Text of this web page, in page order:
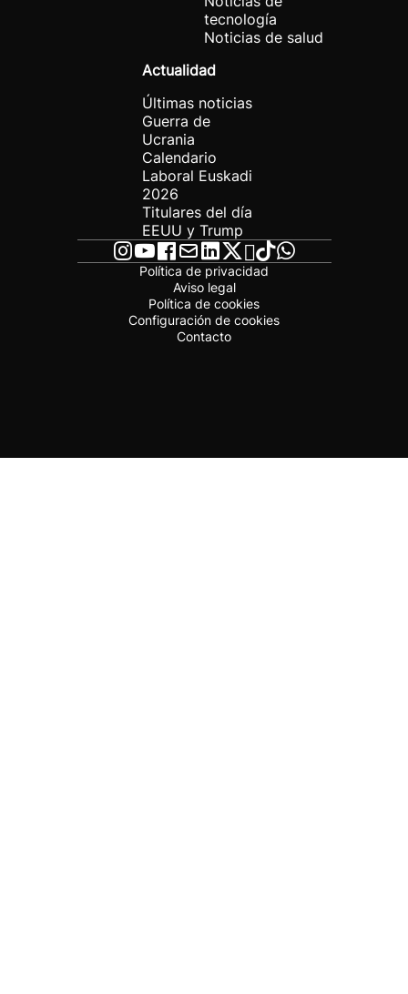
tecnología
Noticias de salud
Actualidad
Últimas noticias
Guerra de
Ucrania
Calendario
Laboral Euskadi
2026
Titulares del día
EEUU y Trump
Política de privacidad
Aviso legal
Política de cookies
Configuración de cookies
Contacto